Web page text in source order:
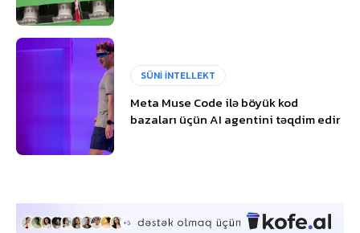
SÜNİ İNTELLEKT
Meta Muse Code ilə böyük kod
bazaları üçün AI agentini təqdim edir